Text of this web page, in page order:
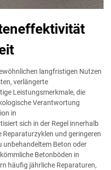
langfristigen Nutzen
verlängerte
Leistungsmerkmale, die
Verantwortung
in
sich in der Regel innerhalb
und geringeren
unbehandeltem Beton oder
Betonböden in
häufig jährliche Reparaturen,